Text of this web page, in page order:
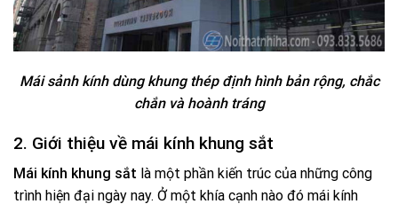
Mái sảnh kính dùng khung thép định hình bản rộng, chắc
chắn và hoành tráng
2. Giới thiệu về mái kính khung sắt
Mái kính khung sắt là một phần kiến trúc của những công
trình hiện đại ngày nay. Ở một khía cạnh nào đó mái kính